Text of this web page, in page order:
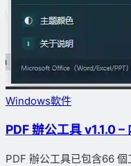
Windows軟件
PDF 辦公工具 v1.1.0
PDF 辦公工具已包含66